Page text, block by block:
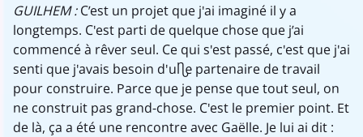
GUILHEM :C’est un projet que j'ai imaginé il y a
longtemps. C'est parti de quelque chose que j’ai
commencé à rêver seul. Ce qui s'est passé, c'est que j'ai
senti que j'avais besoin d'un..e partenaire de travail
pour construire. Parce que je pense que tout seul, on
ne construit pas grand-chose. C'est le premier point. Et
de là, ça a été une rencontre avec Gaëlle. Je lui ai dit :